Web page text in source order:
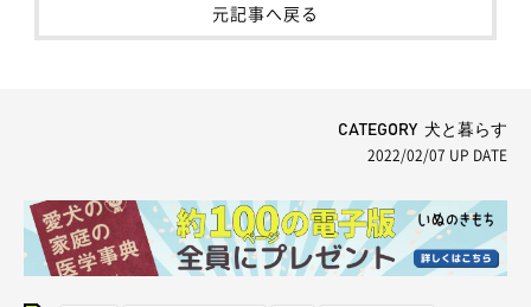
元記事へ戻る
CATEGORY 犬と暮らす
2022/02/07 UP DATE